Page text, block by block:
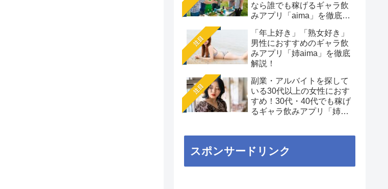
なら誰でも稼げるギャラ飲
みアプリ「aima」を徹底解
注目
「年上好き」「熟女好き」
男性におすすめのギャラ飲
みアプリ「姉aima」を徹底
解説！
注目
副業・アルバイトを探して
いる30代以上の女性におす
すめ！30代・40代でも稼げ
るギャラ飲みアプリ「姉
スポンサードリンク